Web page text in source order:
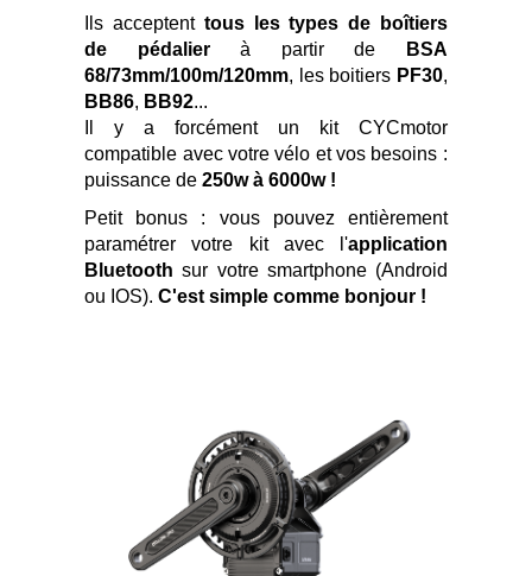
Ils acceptent tous les types de boîtiers
de pédalierà partir de
BSA
68/73mm/100m/120mm, les boitiers PF30,
BB86, BB92...
Il y a forcément un kit CYCmotor
compatible avec votre vélo et vos besoins :
puissance de250w à 6000w !
Petit bonus : vous pouvez entièrement
paramétrer votre kit avec l'application
Bluetooth sur votre smartphone (Android
ou IOS).C'est simple comme bonjour !